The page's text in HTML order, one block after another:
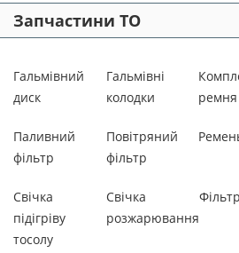
2007
2004
2003
2002
Запчастини ТО
Гальмівний
диск
Гальмівні
колодки
Паливний
фільтр
Повітряний
фільтр
Свічка
підігріву
тосолу
Свічка
розжарювання